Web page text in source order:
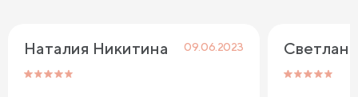
Наталия Никитина 09.06.2023 Светлана